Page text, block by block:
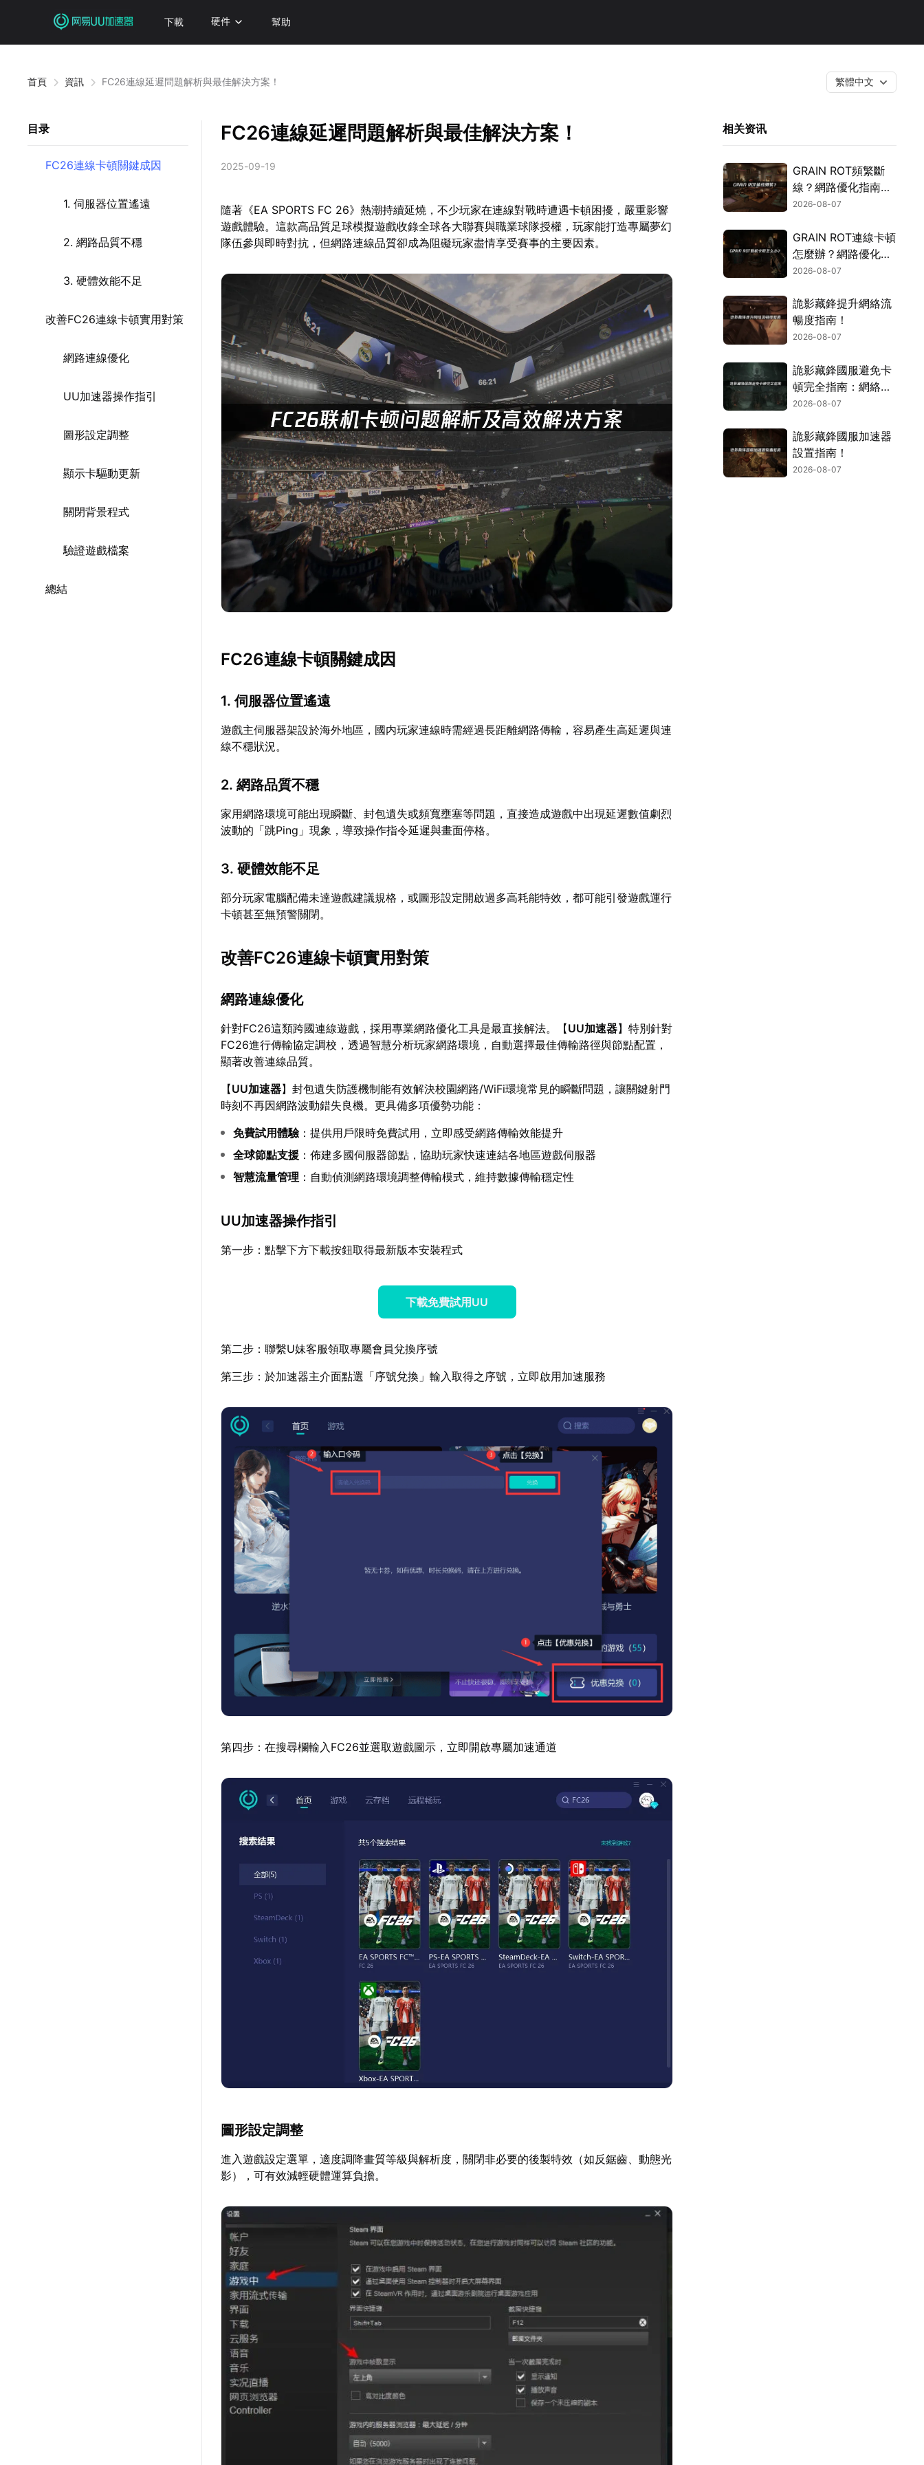
下載 硬件 幫助
首頁 資訊 FC26連線延遲問題解析與最佳解決方案！ 繁體中文
目录
FC26連線卡頓關鍵成因
1. 伺服器位置遙遠
2. 網路品質不穩
3. 硬體效能不足
改善FC26連線卡頓實用對策
網路連線優化
UU加速器操作指引
圖形設定調整
顯示卡驅動更新
關閉背景程式
驗證遊戲檔案
總結
FC26連線延遲問題解析與最佳解決方案！
2025-09-19
隨著《EA SPORTS FC 26》熱潮持續延燒，不少玩家在連線對戰時遭遇卡頓困擾，嚴重影響
遊戲體驗。這款高品質足球模擬遊戲收錄全球各大聯賽與職業球隊授權，玩家能打造專屬夢幻
隊伍參與即時對抗，但網路連線品質卻成為阻礙玩家盡情享受賽事的主要因素。
FC26連線卡頓關鍵成因
1. 伺服器位置遙遠
遊戲主伺服器架設於海外地區，國内玩家連線時需經過長距離網路傳輸，容易產生高延遲與連
線不穩狀況。
2. 網路品質不穩
家用網路環境可能出現瞬斷、封包遺失或頻寬壅塞等問題，直接造成遊戲中出現延遲數值劇烈
波動的「跳Ping」現象，導致操作指令延遲與畫面停格。
3. 硬體效能不足
部分玩家電腦配備未達遊戲建議規格，或圖形設定開啟過多高耗能特效，都可能引發遊戲運行
卡頓甚至無預警關閉。
改善FC26連線卡頓實用對策
網路連線優化
針對FC26這類跨國連線遊戲，採用專業網路優化工具是最直接解法。【UU加速器】特別針對
FC26進行傳輸協定調校，透過智慧分析玩家網路環境，自動選擇最佳傳輸路徑與節點配置，
顯著改善連線品質。
【UU加速器】封包遺失防護機制能有效解決校園網路/WiFi環境常見的瞬斷問題，讓關鍵射門
時刻不再因網路波動錯失良機。更具備多項優勢功能：
免費試用體驗：提供用戶限時免費試用，立即感受網路傳輸效能提升
全球節點支援 ：佈建多國伺服器節點，協助玩家快速連結各地區遊戲伺服器
智慧流量管理 ：自動偵測網路環境調整傳輸模式，維持數據傳輸穩定性
UU加速器操作指引
第一步：點擊下方下載按鈕取得最新版本安裝程式
下載免費試用UU
第二步：聯繫U妹客服領取專屬會員兌換序號
第三步：於加速器主介面點選「序號兌換」輸入取得之序號，立即啟用加速服務
第四步：在搜尋欄輸入FC26並選取遊戲圖示，立即開啟專屬加速通道
圖形設定調整
進入遊戲設定選單，適度調降畫質等級與解析度，關閉非必要的後製特效（如反鋸齒、動態光
影），可有效減輕硬體運算負擔。
相关资讯
GRAIN ROT頻繁斷
線？網路優化指南一
次搞定！
2026-08-07
GRAIN ROT連線卡頓
怎麼辦？網路優化這
樣解決！
2026-08-07
詭影藏鋒提升網絡流
暢度指南！
2026-08-07
詭影藏鋒國服避免卡
頓完全指南：網絡優
化與解決技巧！
2026-08-07
詭影藏鋒國服加速器
設置指南！
2026-08-07